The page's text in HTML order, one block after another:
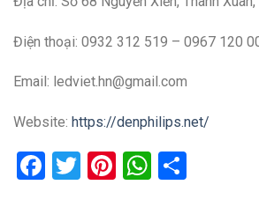
Điện thoại: 0932 312 519 – 0967 120
Email: ledviet.hn@gmail.com
Website: https://denphilips.net/
Facebook
Twitter
Pinterest